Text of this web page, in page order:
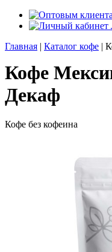
Главная | Каталог кофе |
Кофе
Декаф
Кофе без кофеина